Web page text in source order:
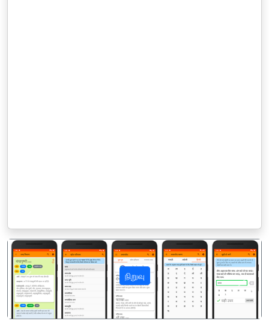
நிறுவு
पिछला अगला